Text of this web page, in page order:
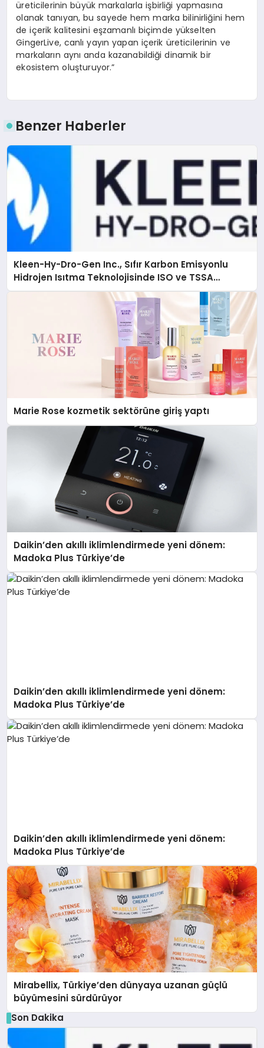
üreticilerinin büyük markalarla işbirliği yapmasına
olanak tanıyan, bu sayede hem marka bilinirliğini hem
de içerik kalitesini eşzamanlı biçimde yükselten
GingerLive, canlı yayın yapan içerik üreticilerinin ve
markaların aynı anda kazanabildiği dinamik bir
ekosistem oluşturuyor.”
Benzer Haberler
Kleen-Hy-Dro-Gen Inc., Sıfır Karbon Emisyonlu
Hidrojen Isıtma Teknolojisinde ISO ve TSSA
Düzenleyici Onaylarını Aldı
Marie Rose kozmetik sektörüne giriş yaptı
Daikin’den akıllı iklimlendirmede yeni dönem:
Madoka Plus Türkiye’de
Daikin’den akıllı iklimlendirmede yeni dönem:
Madoka Plus Türkiye’de
Daikin’den akıllı iklimlendirmede yeni dönem:
Madoka Plus Türkiye’de
Mirabellix, Türkiye’den dünyaya uzanan güçlü
büyümesini sürdürüyor
Son Dakika